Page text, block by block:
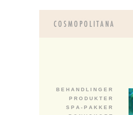
B E H A N D L I N G E R
P R O D U K T E R
S P A - P A K K E R